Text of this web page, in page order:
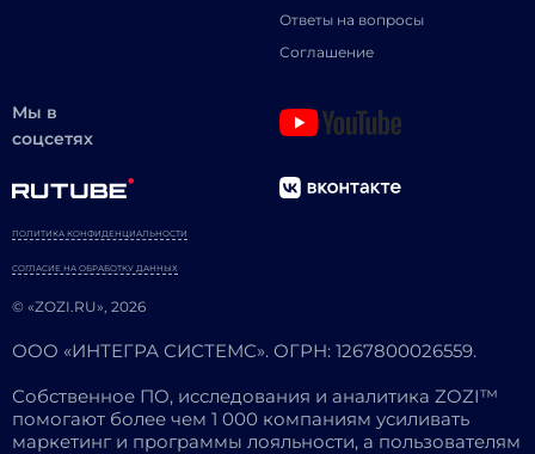
Ответы на вопросы
Соглашение
Мы в
соцсетях
© «ZOZI.RU», 2026
ПОЛИТИКА КОНФИДЕНЦИАЛЬНОСТИ
СОГЛАСИЕ НА ОБРАБОТКУ ДАННЫХ
ООО «ИНТЕГРА СИСТЕМС». ОГРН: 1267800026559.
Собственное ПО, исследования и аналитика ZOZI™
помогают более чем 1 000 компаниям усиливать
маркетинг и программы лояльности, а пользователям